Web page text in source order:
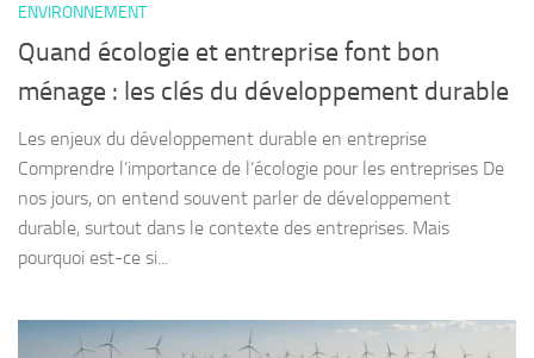
ENVIRONNEMENT
Quand écologie et entreprise font bon
ménage : les clés du développement durable
Les enjeux du développement durable en entreprise
Comprendre l’importance de l’écologie pour les entreprises De
nos jours, on entend souvent parler de développement
durable, surtout dans le contexte des entreprises. Mais
pourquoi est-ce si...